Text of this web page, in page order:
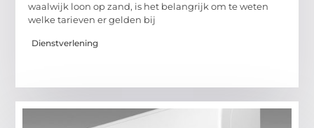
waalwijk loon op zand, is het belangrijk om te weten
welke tarieven er gelden bij
Dienstverlening